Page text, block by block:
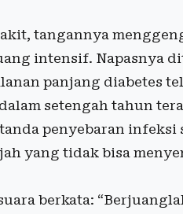
tangannya
intensif. Napasnya
panjang diabetes
setengah tahun
penyebaran infeksi
yang tidak bisa
berkata: